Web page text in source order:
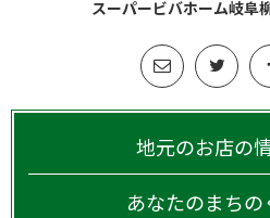
スーパービバホーム岐阜
地元のお店の
あなたのまち